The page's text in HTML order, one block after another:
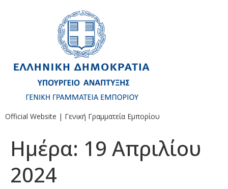
Official Website | Γενική Γραμματεία Εμπορίου
Ημέρα: 19 Απριλίου
2024